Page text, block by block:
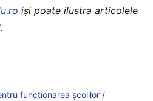
îşi poate ilustra articolele
funcționarea școlilor /